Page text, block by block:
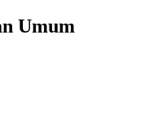
Umum